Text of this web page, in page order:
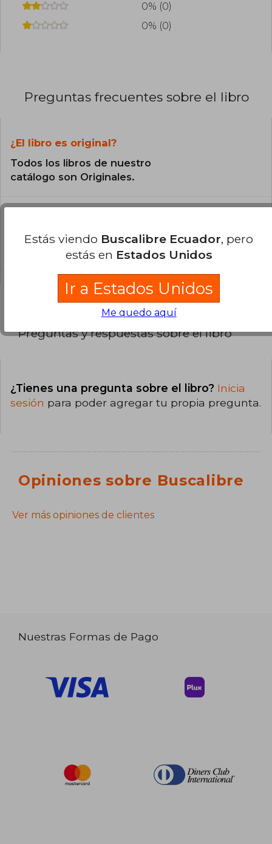
0% (0)
0% (0)
Preguntas frecuentes sobre el libro
¿El libro es original?
Todos los libros de nuestro
catálogo son Originales.
La encuadernación de esta edición es Tapa
Preguntas y respuestas sobre el libro
¿Tienes una pregunta sobre el libro? Inicia
sesión para poder agregar tu propia pregunta.
Opiniones sobre Buscalibre
Ver más opiniones de clientes
Nuestras Formas de Pago
Estás viendo Buscalibre Ecuador, pero
estás en Estados Unidos
Ir a Estados Unidos
Me quedo aquí